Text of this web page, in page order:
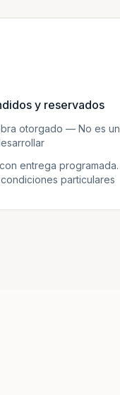
y reservados
otorgado — No es un
entrega programada.
particulares